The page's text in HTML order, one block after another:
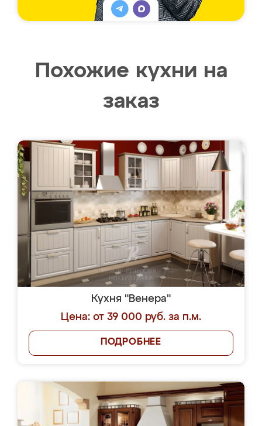
Похожие кухни на
заказ
Кухня "Венера"
Цена: от 39 000 руб. за п.м.
ПОДРОБНЕЕ